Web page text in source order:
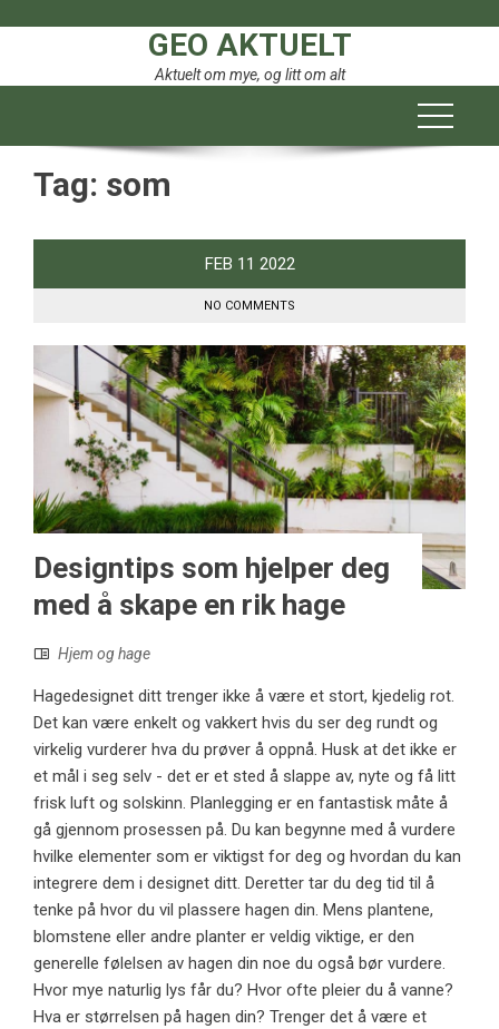
GEO AKTUELT
Aktuelt om mye, og litt om alt
Tag: som
FEB 11 2022
NO COMMENTS
Designtips som hjelper deg
med å skape en rik hage
Hjem og hage
Hagedesignet ditt trenger ikke å være et stort, kjedelig rot.
Det kan være enkelt og vakkert hvis du ser deg rundt og
virkelig vurderer hva du prøver å oppnå. Husk at det ikke er
et mål i seg selv - det er et sted å slappe av, nyte og få litt
frisk luft og solskinn. Planlegging er en fantastisk måte å
gå gjennom prosessen på. Du kan begynne med å vurdere
hvilke elementer som er viktigst for deg og hvordan du kan
integrere dem i designet ditt. Deretter tar du deg tid til å
tenke på hvor du vil plassere hagen din. Mens plantene,
blomstene eller andre planter er veldig viktige, er den
generelle følelsen av hagen din noe du også bør vurdere.
Hvor mye naturlig lys får du? Hvor ofte pleier du å vanne?
Hva er størrelsen på hagen din? Trenger det å være et